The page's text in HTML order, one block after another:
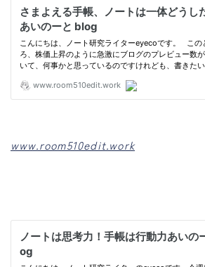
www.room510edit.work